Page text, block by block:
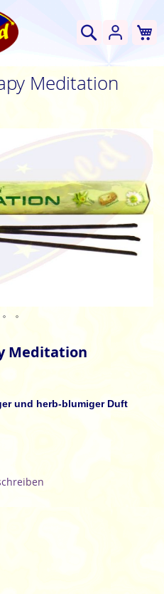
Suche
Meditation
Meditation
und herb-blumiger Duft